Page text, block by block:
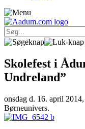
Skolefest i
Undreland”
onsdag d. 16. april
Børneunivers.